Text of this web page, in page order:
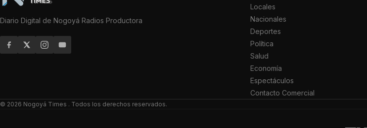
Diario Digital de Nogoyá Radios Productora
Locales
Nacionales
Deportes
Política
Salud
Economía
Espectáculos
Contacto Comercial
© 2026 Nogoyá Times . Todos los derechos reservados.